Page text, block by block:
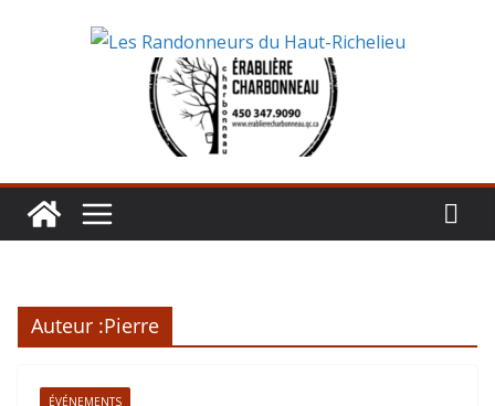
Auteur :Pierre
ÉVÉNEMENTS